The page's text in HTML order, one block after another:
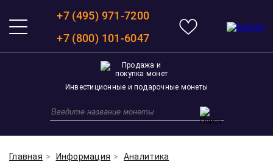
+7 (495) 971-7200
+7 (800) 101-6047
Инвестиционные и подарочные монеты
Главная Информация
Аналитика